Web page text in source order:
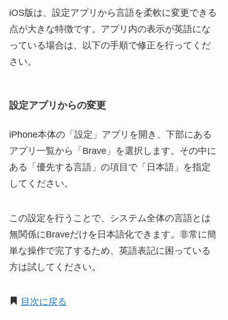
iOS版は、設定アプリから言語を柔軟に変更できる
点が大きな特徴です。アプリ内の表示が英語にな
っている場合は、以下の手順で修正を行ってくだ
さい。
設定アプリからの変更
iPhone本体の「設定」アプリを開き、下部にある
アプリ一覧から「Brave」を選択します。その中に
ある「優先する言語」の項目で「日本語」を指定
してください。
この設定を行うことで、システム全体の言語とは
無関係にBraveだけを日本語化できます。非常に簡
単な操作で完了するため、英語表記に困っている
方は試してください。
目次に戻る